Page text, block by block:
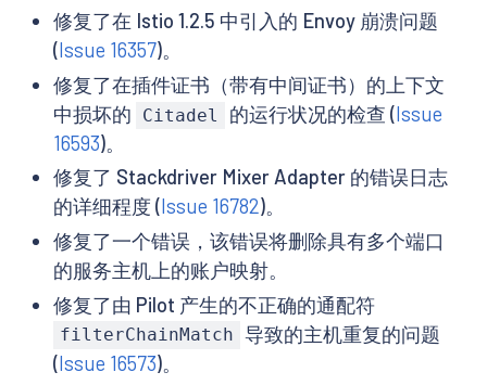
修复了在 Istio 1.2.5 中引入的 Envoy 崩溃问题
(Issue 16357)。
修复了在插件证书（带有中间证书）的上下文
中损坏的
Citadel 的运行状况的检查 (Issue
16593)。
修复了 Stackdriver Mixer Adapter 的错误日志
的详细程度 (Issue 16782)。
修复了一个错误，该错误将删除具有多个端口
的服务主机上的账户映射。
修复了由 Pilot 产生的不正确的通配符
filterChainMatch 导致的主机重复的问题
(Issue 16573)。